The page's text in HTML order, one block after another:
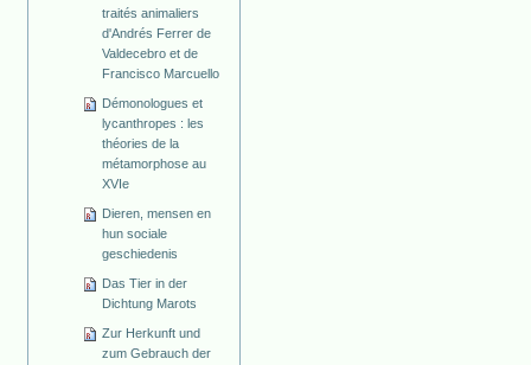
traités animaliers
d'Andrés Ferrer de
Valdecebro et de
Francisco Marcuello
Démonologues et
lycanthropes : les
théories de la
métamorphose au
XVIe
Dieren, mensen en
hun sociale
geschiedenis
Das Tier in der
Dichtung Marots
Zur Herkunft und
zum Gebrauch der